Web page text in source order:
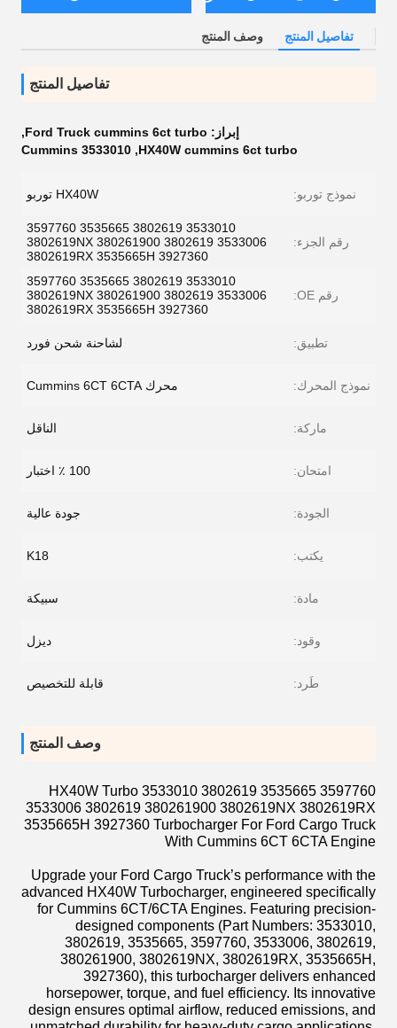
تفاصيل المنتج وصف المنتج
تفاصيل المنتج
إبراز: Ford Truck cummins 6ct turbo
,
HX40W cummins 6ct turbo
,
Cummins 3533010
نموذج توربو: HX40W توربو
رقم الجزء:
3533010 3802619 3535665 3597760
3533006 3802619 380261900 3802619NX
3802619RX 3535665H 3927360
رقم OE:
3533010 3802619 3535665 3597760
3533006 3802619 380261900 3802619NX
3802619RX 3535665H 3927360
تطبيق: لشاحنة شحن فورد
نموذج المحرك: محرك Cummins 6CT 6CTA
ماركة: الناقل
امتحان: 100 ٪ اختبار
الجودة: جودة عالية
يكتب: K18
مادة: سبيكة
وقود: ديزل
طَرد: قابلة للتخصيص
وصف المنتج
HX40W Turbo 3533010 3802619 3535665 3597760
3533006 3802619 380261900 3802619NX 3802619RX
3535665H 3927360 Turbocharger For Ford Cargo Truck
With Cummins 6CT 6CTA Engine
Upgrade your Ford Cargo Truck’s performance with the
advanced HX40W Turbocharger, engineered specifically
for Cummins 6CT/6CTA Engines. Featuring precision-
designed components (Part Numbers: 3533010,
3802619, 3535665, 3597760, 3533006, 3802619,
380261900, 3802619NX, 3802619RX, 3535665H,
3927360), this turbocharger delivers enhanced
horsepower, torque, and fuel efficiency. Its innovative
design ensures optimal airflow, reduced emissions, and